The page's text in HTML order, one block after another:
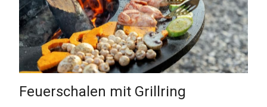
Feuerschalen mit Grillring